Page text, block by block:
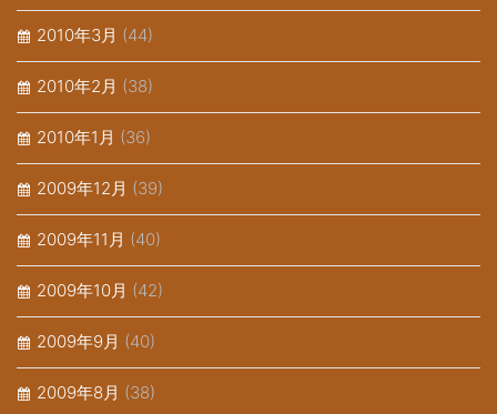
2010年3月 (44)
2010年2月 (38)
2010年1月 (36)
2009年12月 (39)
2009年11月 (40)
2009年10月 (42)
2009年9月 (40)
2009年8月 (38)